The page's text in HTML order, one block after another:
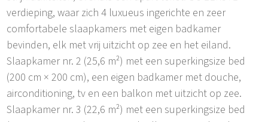
verdieping, waar zich 4 luxueus ingerichte en zeer
comfortabele slaapkamers met eigen badkamer
bevinden, elk met vrij uitzicht op zee en het eiland.
Slaapkamer nr. 2 (25,6 m²) met een superkingsize bed
(200 cm × 200 cm), een eigen badkamer met douche,
airconditioning, tv en een balkon met uitzicht op zee.
Slaapkamer nr. 3 (22,6 m²) met een superkingsize bed